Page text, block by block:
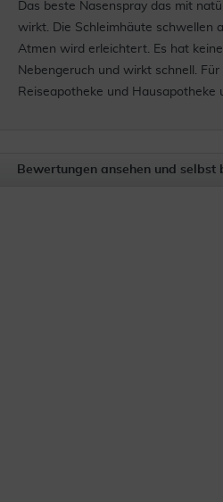
Das beste Nasenspray das mit
wirkt. Die Schleimhäute schwellen
Atmen wird erleichtert. Es hat
Nebengeruch und wirkt schnell. Für
Reiseapotheke und Hausapotheke
Bewertungen ansehen und selbst